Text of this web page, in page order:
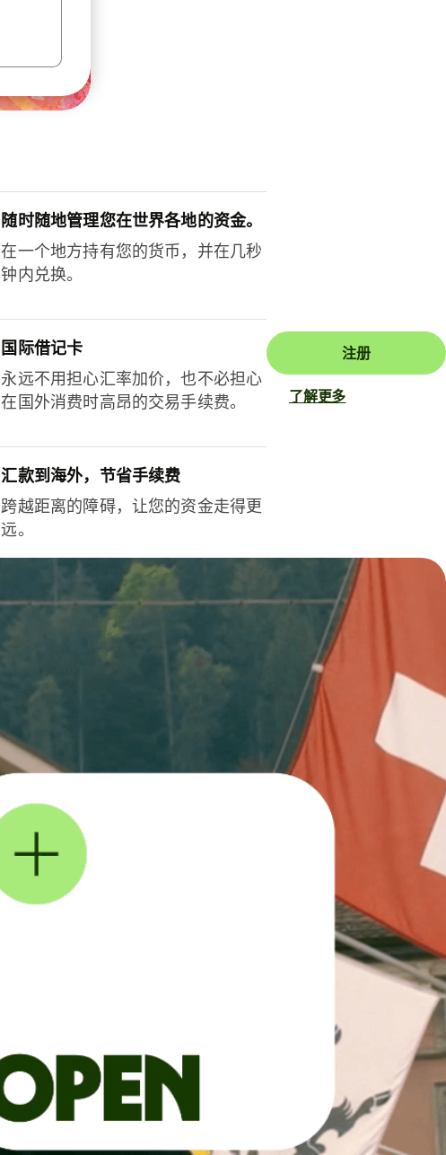
随时随地管理您在世界各地的资金。
在一个地方持有您的货币，并在几秒
钟内兑换。
国际借记卡
永远不用担心汇率加价，也不必担心
在国外消费时高昂的交易手续费。
汇款到海外，节省手续费
跨越距离的障碍，让您的资金走得更
远。
注册
了解更多